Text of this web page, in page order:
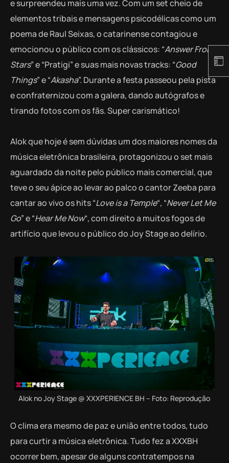
e surpreendeu mais uma vez. Com um set cheio de
elementos tribais e mensagens psicodélicas como um
poema de Raul Seixas, o catarinense contagiou e
emocionou o público com os clássicos: “Answer From
Stars” e “Pratigi” e suas mais novas tracks: “Good
Things” e “Akasha”. Durante a festa passeou pela pista
e confraternizou com a galera, dando autógrafos e
tirando fotos com os fãs. Super carismático!
Alok que hoje é sem dúvidas um dos maiores nomes da
música eletrônica brasileira, protagonizou o set mais
aguardado da noite pelo público mais comercial, que
teve o seu ápice ao levar ao palco o cantor Zeeba para
cantar ao vivo os hits “Love is a Temple“, “Never Let Me
Go” e “Hear Me Now“, com direito a muitos fogos de
artifício que levou o público do Joy Stage ao delírio.
Alok no Joy Stage @ XXXPERIENCE BH – Foto: Reprodução
O clima era mesmo de paz e união entre todos, tudo
para curtir a música eletrônica. Tudo fez a XXXBH
ocorrer bem, apesar de alguns contratempos na